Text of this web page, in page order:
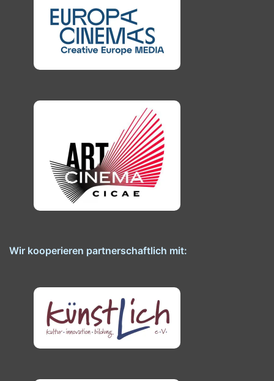
Wir kooperieren partnerschaftlich mit: